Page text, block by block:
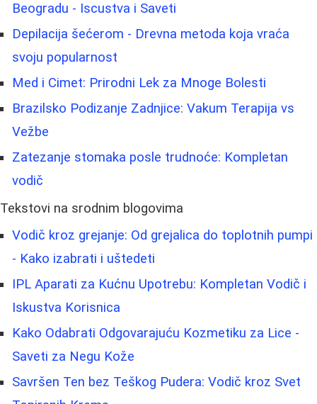
Beogradu - Iscustva i Saveti
Depilacija šećerom - Drevna metoda koja vraća
svoju popularnost
Med i Cimet: Prirodni Lek za Mnoge Bolesti
Brazilsko Podizanje Zadnjice: Vakum Terapija vs
Vežbe
Zatezanje stomaka posle trudnoće: Kompletan
vodič
Tekstovi na srodnim blogovima
Vodič kroz grejanje: Od grejalica do toplotnih pumpi
- Kako izabrati i uštedeti
IPL Aparati za Kućnu Upotrebu: Kompletan Vodič i
Iskustva Korisnica
Kako Odabrati Odgovarajuću Kozmetiku za Lice -
Saveti za Negu Kože
Savršen Ten bez Teškog Pudera: Vodič kroz Svet